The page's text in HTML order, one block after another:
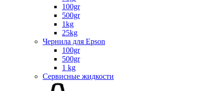
100gr
500gr
1kg
25kg
Чернила для Epson
100gr
500gr
1 kg
Сервисные жидкости